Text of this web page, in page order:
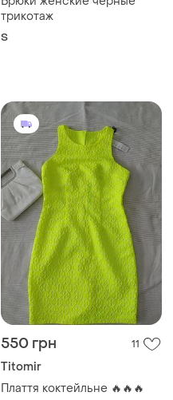
трикотаж
S
550 грн 11
Titomir
Плаття коктейльне 🔥🔥🔥